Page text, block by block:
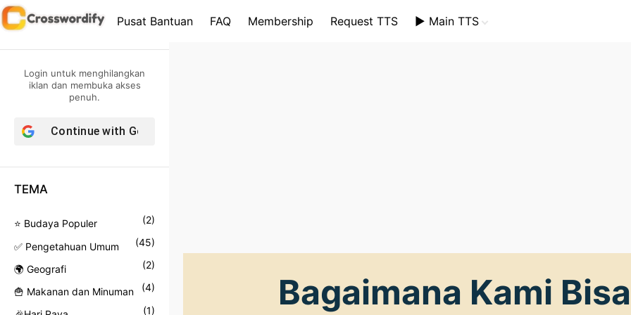
S
k
i
Login untuk menghilangkan
iklan dan membuka akses
penuh.
Continue with Google
TEMA
(2)
⭐ Budaya Populer
(45)
✅ Pengetahuan Umum
(2)
🌍 Geografi
(4)
🍟 Makanan dan Minuman
(1)
Pusat Bantuan FAQ Membership Request TTS ▶️ Main TTS
Bagaimana Kami